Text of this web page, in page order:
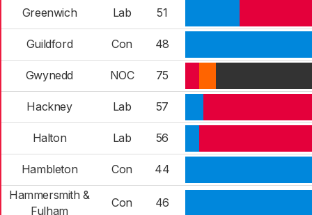
Greenwich Lab 51
Guildford Con 48
Gwynedd NOC 75
Hackney Lab 57
Halton Lab 56
Hambleton Con
44
Hammersmith &
Fulham
Con 46